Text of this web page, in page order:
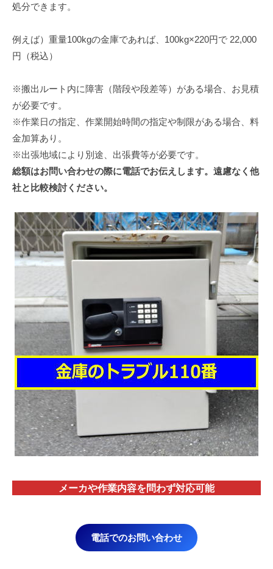
処分できます。
例えば）重量100kgの金庫であれば、100kg×220円で 22,000
円（税込）
※搬出ルート内に障害（階段や段差等）がある場合、お見積
が必要です。
※作業日の指定、作業開始時間の指定や制限がある場合、料
金加算あり。
※出張地域により別途、出張費等が必要です。
総額はお問い合わせの際に電話でお伝えします。遠慮なく他
社と比較検討ください。
メーカや作業内容を問わず対応可能
電話でのお問い合わせ